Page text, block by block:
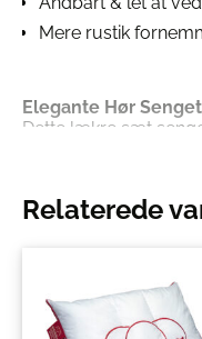
Mere rustik
Elegante Hør
Dette lækre sæt
de varmere
50% bomuld skaber
fornemmelse mod
ønsker den glatte
åndbarhed og
Relaterede